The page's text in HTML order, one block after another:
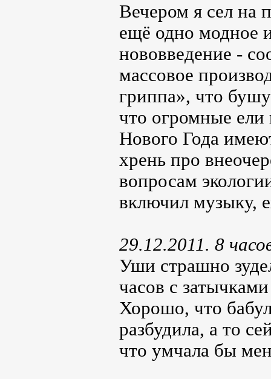
Вечером я сел на
ещё одно модное
нововведение -
массовое
гриппа», что
что огромные ели
Нового Года
хрень про
вопросам
включил музыку,
29.12.2011. 8
Уши страшно
часов с
Хорошо, что
разбудила, а то
что умчала бы